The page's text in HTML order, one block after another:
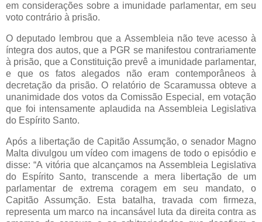
em considerações sobre a imunidade parlamentar, em seu
voto contrário à prisão.
O deputado lembrou que a Assembleia não teve acesso à
íntegra dos autos, que a PGR se manifestou contrariamente
à prisão, que a Constituição prevê a imunidade parlamentar,
e que os fatos alegados não eram contemporâneos à
decretação da prisão. O relatório de Scaramussa obteve a
unanimidade dos votos da Comissão Especial, em votação
que foi intensamente aplaudida na Assembleia Legislativa
do Espírito Santo.
Após a libertação de Capitão Assumção, o senador Magno
Malta divulgou um vídeo com imagens de todo o episódio e
disse: “A vitória que alcançamos na Assembleia Legislativa
do Espírito Santo, transcende a mera libertação de um
parlamentar de extrema coragem em seu mandato, o
Capitão Assumção. Esta batalha, travada com firmeza,
representa um marco na incansável luta da direita contra as